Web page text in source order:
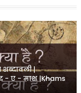
|
- ए - माश |Khams